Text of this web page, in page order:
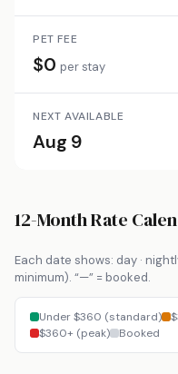
PET FEE
$0 per stay
NEXT AVAILABLE
Aug 9
12-Month Rate
Each date shows: day ·
minimum). “—” = booked.
Under $360 (standard)
$360+ (peak)
Booked